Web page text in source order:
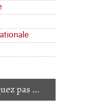
pas ...